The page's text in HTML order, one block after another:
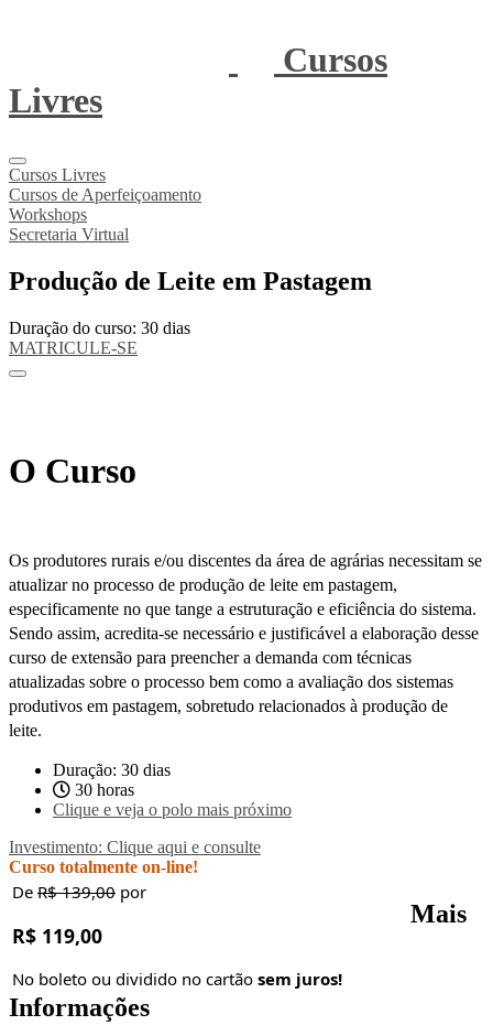
Cursos
Livres
Cursos Livres
Cursos de Aperfeiçoamento
Workshops
Secretaria Virtual
Produção de Leite em Pastagem
Duração do curso: 30 dias
MATRICULE-SE
O Curso
Os produtores rurais e/ou discentes da área de agrárias necessitam se
atualizar no processo de produção de leite em pastagem,
especificamente no que tange a estruturação e eficiência do sistema.
Sendo assim, acredita-se necessário e justificável a elaboração desse
curso de extensão para preencher a demanda com técnicas
atualizadas sobre o processo bem como a avaliação dos sistemas
produtivos em pastagem, sobretudo relacionados à produção de
leite.
Duração: 30 dias
30 horas
Clique e veja o polo mais próximo
Investimento: Clique aqui e consulte
Curso totalmente on-line!
De R$ 139,00 por
R$ 119,00
No boleto ou dividido no cartão sem juros!
Mais
Informações